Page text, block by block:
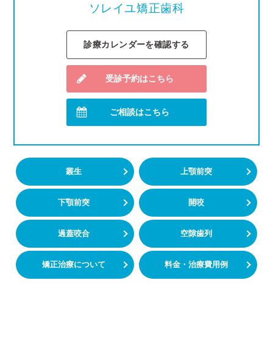
ソレイユ矯正歯科
診療カレンダーを確認する
受診予約はこちら
ご相談はこちら
叢生 上顎前突
下顎前突 開咬
過蓋咬合 空隙歯列
矯正治療について 料金・治療費用例